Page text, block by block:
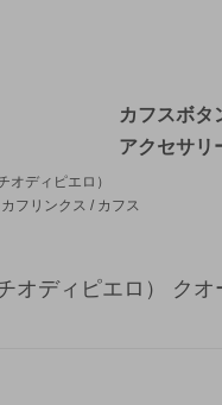
カフスボタ
アクセサリ
オディピエロ）
カフリンクス / カフス
オディピエロ） ク